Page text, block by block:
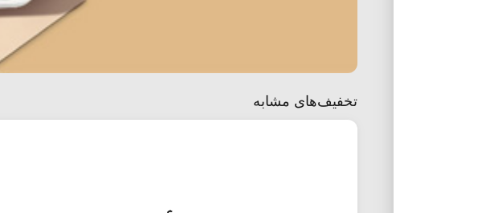
تخفیف‌های مشابه